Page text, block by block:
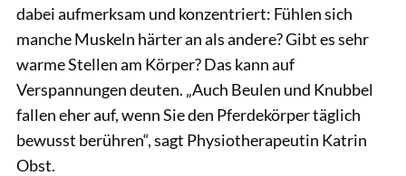
dabei aufmerksam und konzentriert: Fühlen sich
manche Muskeln härter an als andere? Gibt es sehr
warme Stellen am Körper? Das kann auf
Verspannungen deuten. „Auch Beulen und Knubbel
fallen eher auf, wenn Sie den Pferdekörper täglich
bewusst berühren“, sagt Physiotherapeutin Katrin
Obst.